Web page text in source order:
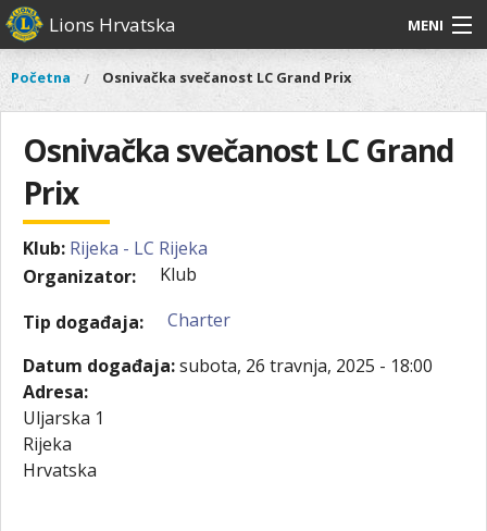
Skoči
na
sadržaj
Lions Hrvatska MENI
O nama
Naši projekti
Aktivnosti
Glavni
O
nama
Distrikt
126
Naši
Aktivnosti
Vi
ste
ovdje
Početna Osnivačka svečanost LC Grand Prix
Osnivačka svečanost LC Grand
Prix
Klub: Rijeka - LC Rijeka
Organizator:
Klub
Tip događaja:
Charter
Datum događaja:subota, 26 travnja, 2025 - 18:00
Adresa:
Uljarska 1
Rijeka
Hrvatska